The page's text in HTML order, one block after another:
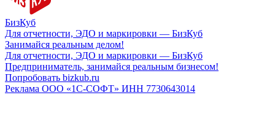
БизКуб
Для отчетности, ЭДО и маркировки — БизКуб
Занимайся реальным делом!
Для отчетности, ЭДО и маркировки — БизКуб
Предприниматель, занимайся реальным бизнесом!
Попробовать bizkub.ru
Реклама ООО «1С-СОФТ» ИНН 7730643014